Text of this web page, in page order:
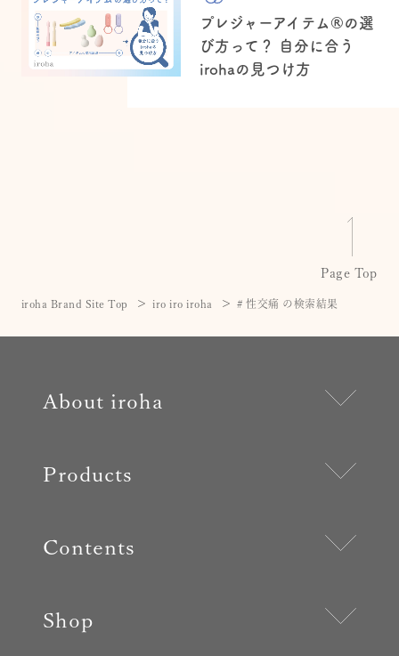
プレジャーアイテム®の選
び方って？ 自分に合う
irohaの見つけ方
Page Top
iroha Brand Site Top iro iro iroha # 性交痛 の検索結果
About iroha
Products
Contents
Shop